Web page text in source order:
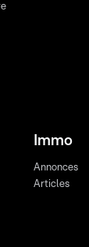
Immo
Annonces
Articles